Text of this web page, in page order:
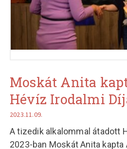
Moskát Anita
Hévíz Irodalmi
2023.11.09.
A tizedik alkalommal átadott
2023-ban Moskát Anita kapta